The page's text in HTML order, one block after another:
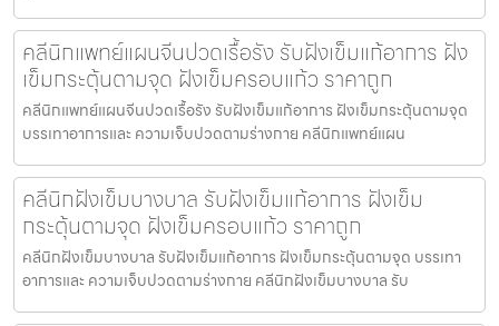
คลีนิกแพทย์แผนจีนปวดเรื้อรัง รับฝังเข็มแก้อาการ ฝัง
เข็มกระตุ้นตามจุด ฝังเข็มครอบแก้ว ราคาถูก
คลีนิกแพทย์แผนจีนปวดเรื้อรัง รับฝังเข็มแก้อาการ ฝังเข็มกระตุ้นตามจุด
บรรเทาอาการและ ความเจ็บปวดตามร่างกาย คลีนิกแพทย์แผน
คลีนิกฝังเข็มบางบาล รับฝังเข็มแก้อาการ ฝังเข็ม
กระตุ้นตามจุด ฝังเข็มครอบแก้ว ราคาถูก
คลีนิกฝังเข็มบางบาล รับฝังเข็มแก้อาการ ฝังเข็มกระตุ้นตามจุด บรรเทา
อาการและ ความเจ็บปวดตามร่างกาย คลีนิกฝังเข็มบางบาล รับ